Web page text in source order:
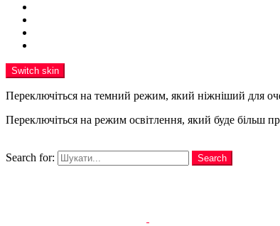
Switch skin
Переключіться на темний режим, який ніжніший для
Переключіться на режим освітлення, який буде більш
Search for:
Search